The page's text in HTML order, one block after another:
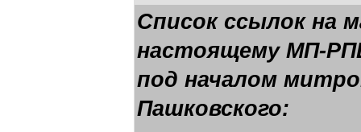
Список ссылок на
настоящему МП-
под началом
Пашковского: